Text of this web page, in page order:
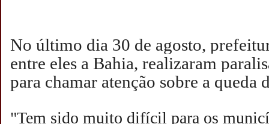
No último dia 30 de agosto,
entre eles a Bahia, realizaram
para chamar atenção sobre a queda
"Tem sido muito difícil para os